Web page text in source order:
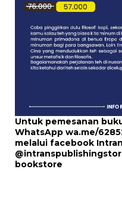
Untuk pemesanan
WhatsApp wa.me/
melalui facebook
bookstore